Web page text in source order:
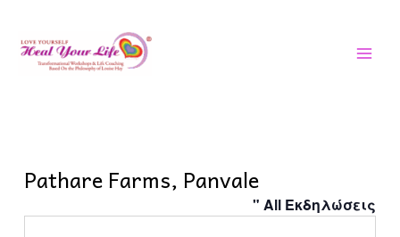
περιεχόμενο
Pathare Farms, Panvale
" All Εκδηλώσεις